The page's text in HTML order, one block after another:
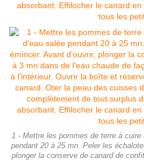
1 - Mettre les pommes de terre à
pendant 20 à 25 mn. Peler les
plonger la conserve de canard de